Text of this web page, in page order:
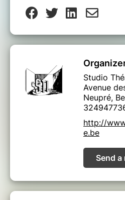
Studio
Avenue
Neupré,
http://
e.be
Send a